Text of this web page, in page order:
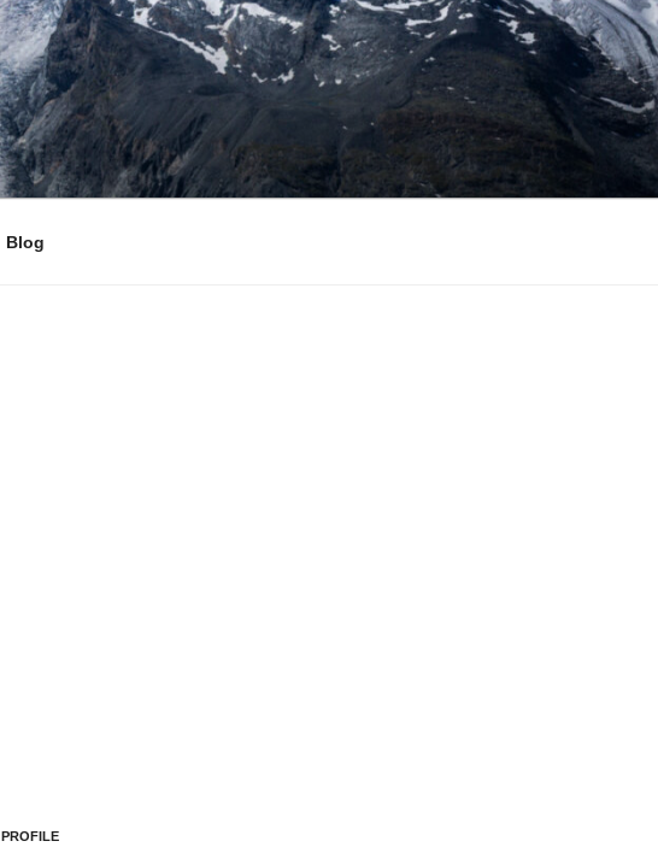
Blog
PROFILE